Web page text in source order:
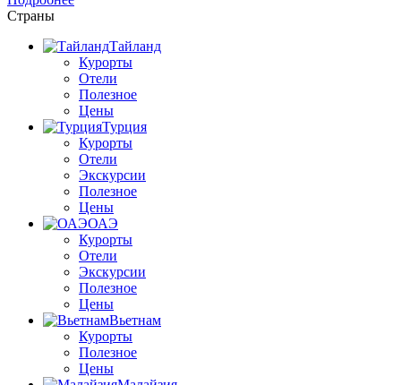
Страны
Тайланд
Курорты
Отели
Полезное
Цены
Турция
Курорты
Отели
Экскурсии
Полезное
Цены
ОАЭ
Курорты
Отели
Экскурсии
Полезное
Цены
Вьетнам
Курорты
Полезное
Цены